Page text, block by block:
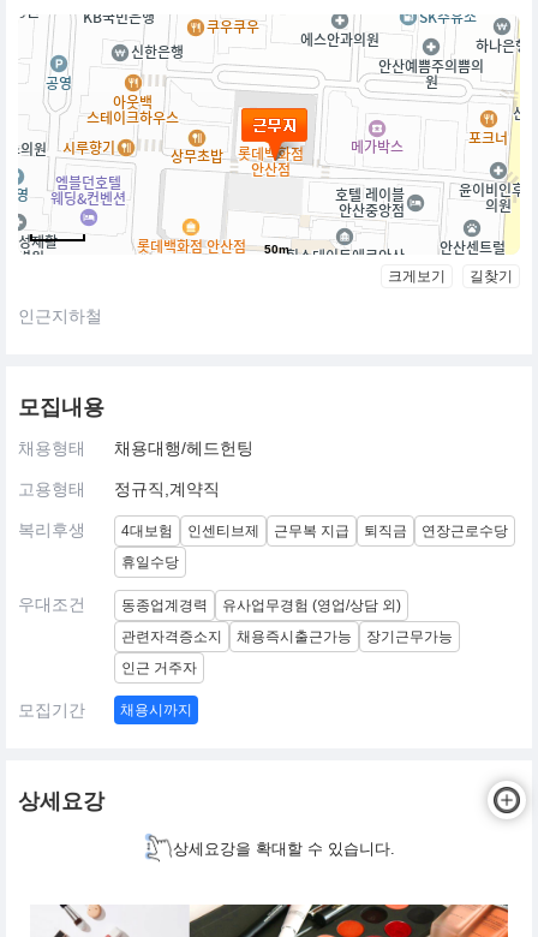
50m
크게보기 길찾기
인근지하철
모집내용
채용형태 채용대행/헤드헌팅
고용형태 정규직,계약직
복리후생 4대보험 인센티브제 근무복 지급 퇴직금
연장근로수당
휴일수당
우대조건 동종업계경력
유사업무경험 (영업/상담 외)
관련자격증소지
채용즉시출근가능
장기근무가능
인근 거주자
모집기간 채용시까지
상세요강
상세요강을 확대할 수 있습니다.